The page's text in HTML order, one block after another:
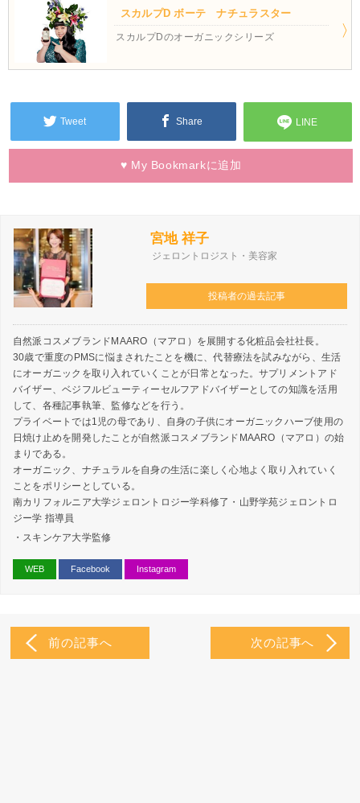
スカルプD ボーテ ナチュラスター
スカルプDのオーガニックシリーズ
Tweet Share LINE
♥ My Bookmarkに追加
宮地 祥子
ジェロントロジスト・美容家
投稿者の過去記事
自然派コスメブランドMAARO（マアロ）を展開する化粧品会社社長。
30歳で重度のPMSに悩まされたことを機に、代替療法を試みながら、生活
にオーガニックを取り入れていくことが日常となった。サプリメントアド
バイザー、ベジフルビューティーセルフアドバイザーとしての知識を活用
して、各種記事執筆、監修などを行う。
プライベートでは1児の母であり、自身の子供にオーガニックハーブ使用の
日焼け止めを開発したことが自然派コスメブランドMAARO（マアロ）の始
まりである。
オーガニック、ナチュラルを自身の生活に楽しく心地よく取り入れていく
ことをポリシーとしている。
南カリフォルニア大学ジェロントロジー学科修了・山野学苑ジェロントロ
ジー学 指導員
・スキンケア大学監修
WEB Facebook Instagram
前の記事へ 次の記事へ